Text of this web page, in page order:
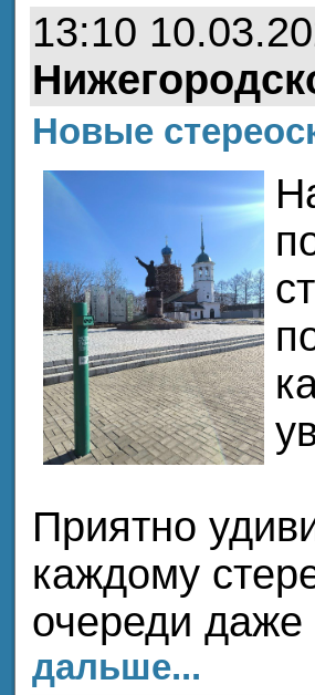
13:10
Новые
Приятно
каждому
очереди
дальше...